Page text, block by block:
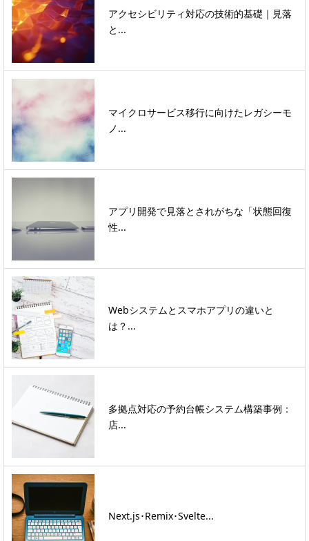
アクセシビリティ対応の技術的基礎｜見落
と...
マイクロサービス移行に向けたレガシーモ
ノ...
アプリ開発で見落とされがちな「状態回復
性...
Webシステムとスマホアプリの違いと
は？...
多拠点対応の予約台帳システム構築事例：
店...
Next.js･Remix･Svelte...